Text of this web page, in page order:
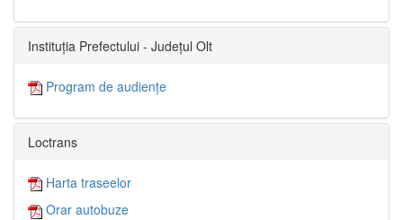
Instituția Prefectului - Județul Olt
Program de audiențe
Loctrans
Harta traseelor
Orar autobuze